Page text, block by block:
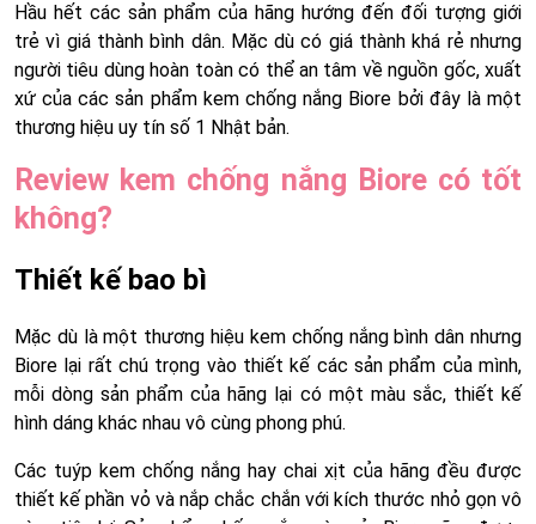
Hầu hết các sản phẩm của hãng hướng đến đối tượng giới
trẻ vì giá thành bình dân. Mặc dù có giá thành khá rẻ nhưng
người tiêu dùng hoàn toàn có thể an tâm về nguồn gốc, xuất
xứ của các sản phẩm kem chống nắng Biore bởi đây là một
thương hiệu uy tín số 1 Nhật bản.
Review kem chống nắng Biore có tốt
không?
Thiết kế bao bì
Mặc dù là một thương hiệu kem chống nắng bình dân nhưng
Biore lại rất chú trọng vào thiết kế các sản phẩm của mình,
mỗi dòng sản phẩm của hãng lại có một màu sắc, thiết kế
hình dáng khác nhau vô cùng phong phú.
Các tuýp kem chống nắng hay chai xịt của hãng đều được
thiết kế phần vỏ và nắp chắc chắn với kích thước nhỏ gọn vô